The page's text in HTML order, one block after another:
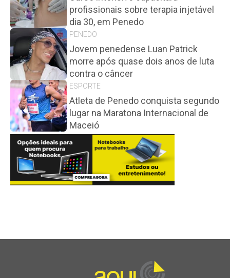
profissionais sobre terapia injetável
dia 30, em Penedo
PENEDO
Jovem penedense Luan Patrick
morre após quase dois anos de luta
contra o câncer
ESPORTE
Atleta de Penedo conquista segundo
lugar na Maratona Internacional de
Maceió